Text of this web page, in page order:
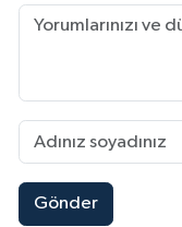
Gönder